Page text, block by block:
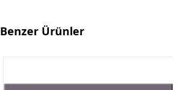
Benzer Ürünler